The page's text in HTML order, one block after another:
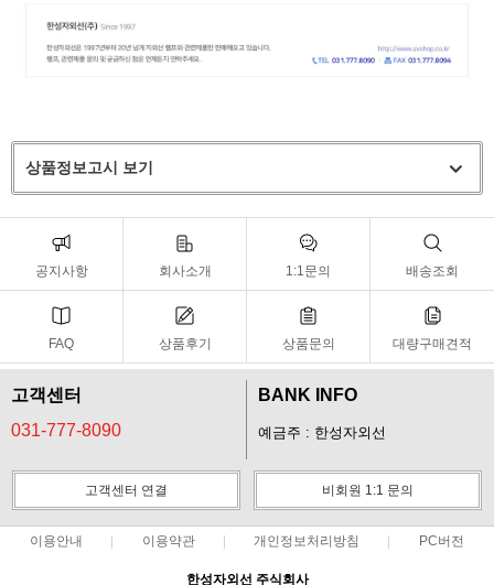
상품정보고시 보기
공지사항 회사소개 1:1문의 배송조회
FAQ 상품후기 상품문의 대량구매견적
고객센터
031-777-8090
BANK INFO
예금주 : 한성자외선
고객센터 연결 비회원 1:1 문의
이용안내 이용약관 개인정보처리방침 PC버전
한성자외선 주식회사